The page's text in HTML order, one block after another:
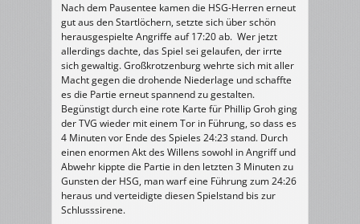
Nach dem Pausentee kamen die HSG-Herren erneut
gut aus den Startlöchern, setzte sich über schön
herausgespielte Angriffe auf 17:20 ab. Wer jetzt
allerdings dachte, das Spiel sei gelaufen, der irrte
sich gewaltig. Großkrotzenburg wehrte sich mit aller
Macht gegen die drohende Niederlage und schaffte
es die Partie erneut spannend zu gestalten.
Begünstigt durch eine rote Karte für Phillip Groh ging
der TVG wieder mit einem Tor in Führung, so dass es
4 Minuten vor Ende des Spieles 24:23 stand. Durch
einen enormen Akt des Willens sowohl in Angriff und
Abwehr kippte die Partie in den letzten 3 Minuten zu
Gunsten der HSG, man warf eine Führung zum 24:26
heraus und verteidigte diesen Spielstand bis zur
Schlusssirene.